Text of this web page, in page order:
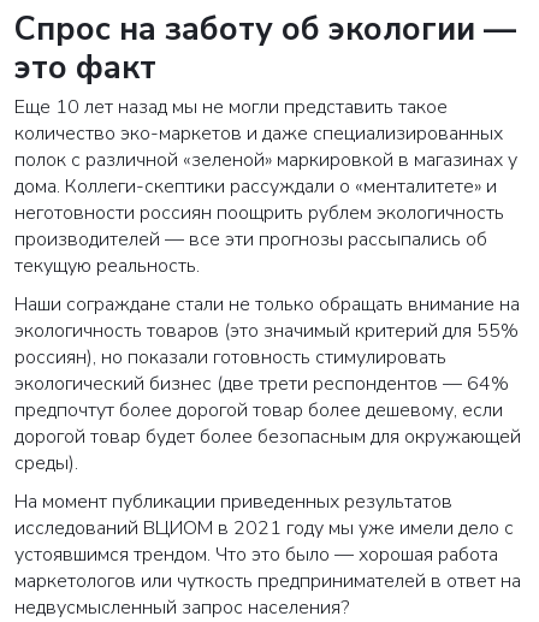
Спрос на заботу об экологии —
это факт
Еще 10 лет назад мы не могли представить такое
количество эко-маркетов и даже специализированных
полок с различной «зеленой» маркировкой в магазинах у
дома. Коллеги-скептики рассуждали о «менталитете» и
неготовности россиян поощрить рублем экологичность
производителей — все эти прогнозы рассыпались об
текущую реальность.
Наши сограждане стали не только обращать внимание на
экологичность товаров (это значимый критерий для 55%
россиян), но показали готовность стимулировать
экологический бизнес (две трети респондентов — 64%
предпочтут более дорогой товар более дешевому, если
дорогой товар будет более безопасным для окружающей
среды).
На момент публикации приведенных результатов
исследований ВЦИОМ в 2021 году мы уже имели дело с
устоявшимся трендом. Что это было — хорошая работа
маркетологов или чуткость предпринимателей в ответ на
недвусмысленный запрос населения?